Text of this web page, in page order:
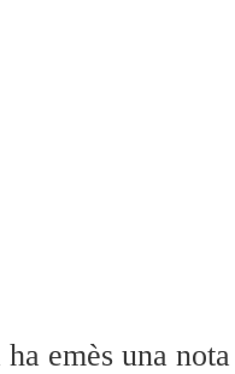
emès una